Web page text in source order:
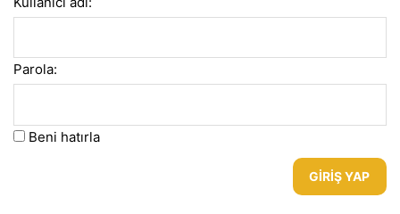
Parola:
Beni hatırla
GIRIŞ YAP